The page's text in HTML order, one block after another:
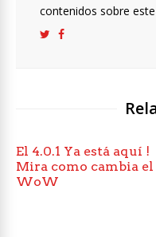
contenidos sobre
El 4.0.1 Ya está aquí !
Mira como cambia el
WoW